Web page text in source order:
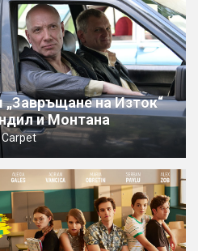
на Изток“
и Монтана
Carpet